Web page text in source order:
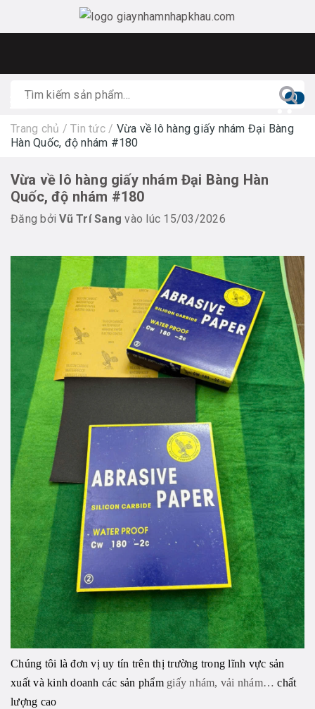
0
Trang chủ / Tin tức / Vừa về lô hàng giấy nhám Đại Bàng
Hàn Quốc, độ nhám #180
Vừa về lô hàng giấy nhám Đại Bàng Hàn
Quốc, độ nhám #180
Đăng bởiVũ Trí Sang vào lúc 15/03/2026
Chúng tôi là đơn vị uy tín trên thị trường trong lĩnh vực sản
xuất và kinh doanh các sản phẩm giấy nhám, vải nhám… chất
lượng cao